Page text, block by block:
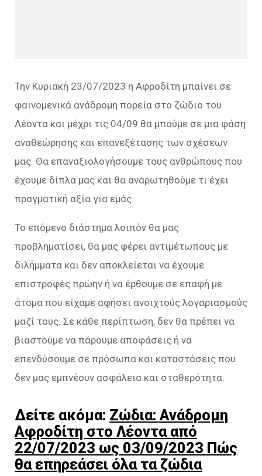
Την Κυριακή 23/07/2023 η Αφροδίτη μπαίνει σε
φαινομενικά ανάδρομη πορεία στο ζώδιο του
Λέοντα και μέχρι τις 04/09 θα μπούμε σε μια φάση
αναθεώρησης και επανεξέτασης των σχέσεων
μας. Θα επαναξιολογήσουμε τους ανθρώπους που
έχουμε δίπλα μας και θα αναρωτηθούμε τι έχει
πραγματική αξία για εμάς.
Το επόμενο διάστημα λοιπόν θα μας
προβληματίσει, θα μας φέρει αντιμέτωπους με
διλήμματα και δεν αποκλείεται να έχουμε
επιστροφές πρώην ή να έρθουμε σε επαφή με
άτομα που είχαμε αφήσει ανοιχτούς λογαριασμούς
μαζί τους. Σε κάθε περίπτωση, δεν θα πρέπει να
βιαστούμε να πάρουμε αποφάσεις ή να
επενδύσουμε σε πρόσωπα και καταστάσεις που
δεν μας εμπνέουν ασφάλεια και σταθερότητα.
Δείτε ακόμα: Ζώδια: Ανάδρομη
Αφροδίτη στο Λέοντα από
22/07/2023 ως 03/09/2023 Πώς
θα επηρεάσει όλα τα ζώδια